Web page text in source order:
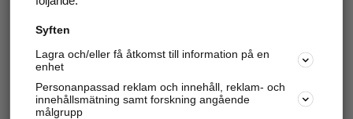
Har du redan verifierat ditt företag? Logga in
Syften
Lagra och/eller få åtkomst till information på en
enhet
Personanpassad reklam och innehåll, reklam- och
innehållsmätning samt forskning angående
målgrupp